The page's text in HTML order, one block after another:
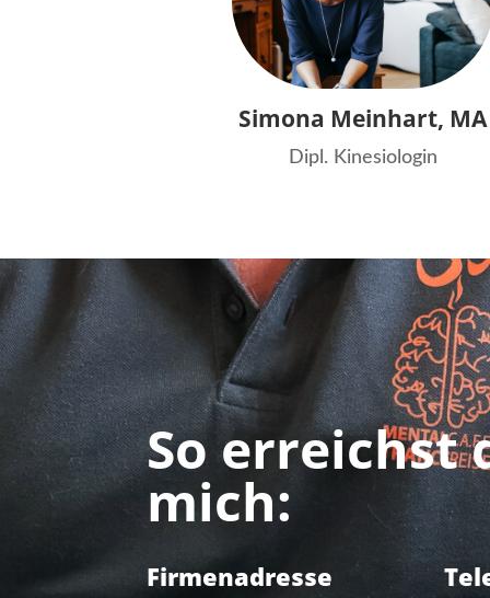
Simona Meinhart, MA
Dipl. Kinesiologin
So erreichst
mich:
Firmenadresse